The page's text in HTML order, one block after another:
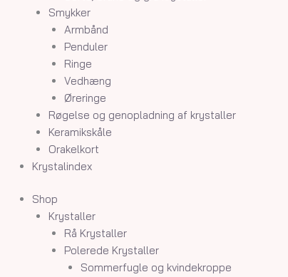
Smykker
Armbånd
Penduler
Ringe
Vedhæng
Øreringe
Røgelse og genopladning af krystaller
Keramikskåle
Orakelkort
Krystalindex
Shop
Krystaller
Rå Krystaller
Polerede Krystaller
Sommerfugle og kvindekroppe